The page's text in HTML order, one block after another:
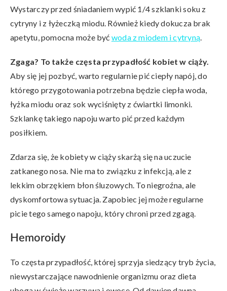
Wystarczy przed śniadaniem wypić 1/4 szklanki soku z
cytryny i z łyżeczką miodu. Również kiedy dokucza brak
apetytu, pomocna może być woda z miodem i cytryną.
Zgaga? To także częsta przypadłość kobiet w ciąży.
Aby się jej pozbyć, warto regularnie pić ciepły napój, do
którego przygotowania potrzebna będzie ciepła woda,
łyżka miodu oraz sok wyciśnięty z ćwiartki limonki.
Szklankę takiego napoju warto pić przed każdym
posiłkiem.
Zdarza się, że kobiety w ciąży skarżą się na uczucie
zatkanego nosa. Nie ma to związku z infekcją, ale z
lekkim obrzękiem błon śluzowych. To niegroźna, ale
dyskomfortowa sytuacja. Zapobiec jej może regularne
picie tego samego napoju, który chroni przed zgagą.
Hemoroidy
To częsta przypadłość, której sprzyja siedzący tryb życia,
niewystarczające nawodnienie organizmu oraz dieta